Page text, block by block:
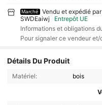
Marché
Vendu et expédié
SWDEaiwj
Entrepôt UE
Informations et obligations
Pour signaler ce vendeur
Détails Du Produit
Matériel: bois